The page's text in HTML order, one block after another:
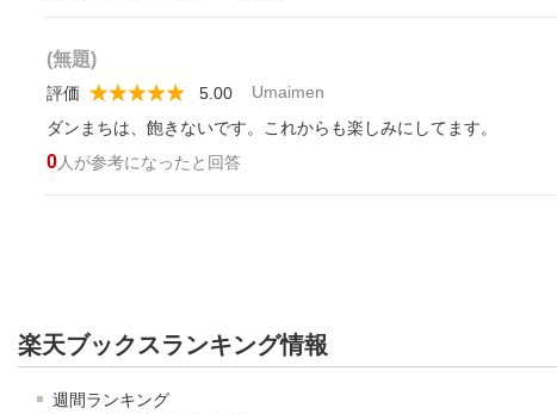
(無題)
Umaimen
評価 5.00
ダンまちは、飽きないです。これからも楽しみにしてます。
0人が参考になったと回答
楽天ブックスランキング情報
週間ランキング